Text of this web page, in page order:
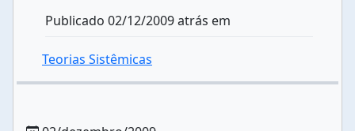
Publicado 02/12/2009 atrás em
Teorias Sistêmicas